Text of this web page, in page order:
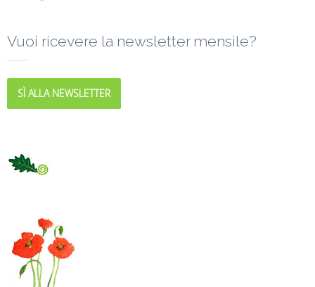
Vuoi ricevere la newsletter mensile?
SÌ ALLA NEWSLETTER